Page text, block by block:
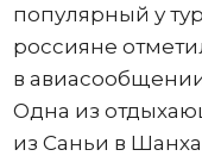
популярный у
россияне
в
Одна из
из Саньи в